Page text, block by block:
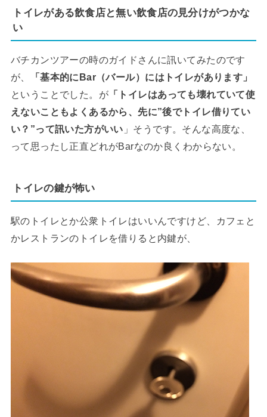
トイレがある飲食店と無い飲食店の見分けがつかな
い
バチカンツアーの時のガイドさんに訊いてみたのです
が、
「基本的にBar（バール）にはトイレがあります」
ということでした。が 「トイレはあっても壊れていて使
えないこともよくあるから、先に”後でトイレ借りてい
い？”って訊いた方がいい 」そうです。そんな高度な、
って思ったし正直どれがBarなのか良くわからない。
トイレの鍵が怖い
駅のトイレとか公衆トイレはいいんですけど、カフェと
かレストランのトイレを借りると内鍵が、